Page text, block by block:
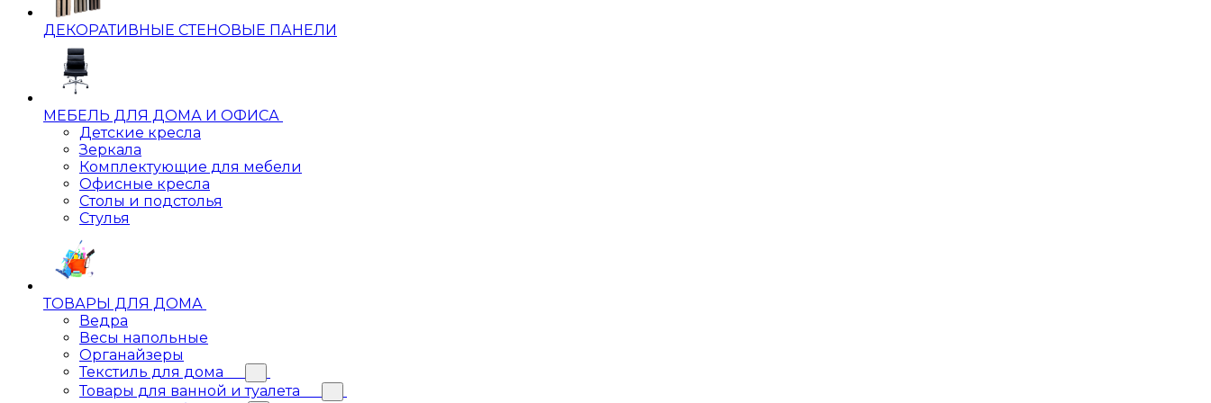
ДЕКОРАТИВНЫЕ СТЕНОВЫЕ ПАНЕЛИ
МЕБЕЛЬ ДЛЯ ДОМА И ОФИСА
Детские кресла
Зеркала
Комплектующие для мебели
Офисные кресла
Столы и подстолья
Стулья
ТОВАРЫ ДЛЯ ДОМА
Ведра
Весы напольные
Органайзеры
Текстиль для дома
Товары для ванной и туалета